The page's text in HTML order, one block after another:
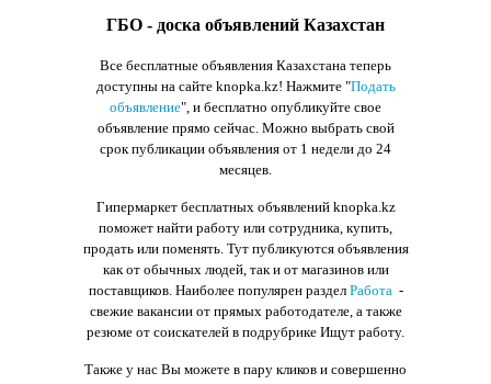
ГБО - доска объявлений Казахстан
Все бесплатные объявления Казахстана теперь
доступны на сайте knopka.kz! Нажмите "Подать
объявление", и бесплатно опубликуйте свое
объявление прямо сейчас. Можно выбрать свой
срок публикации объявления от 1 недели до 24
месяцев.
Гипермаркет бесплатных объявлений knopka.kz
поможет найти работу или сотрудника, купить,
продать или поменять. Тут публикуются объявления
как от обычных людей, так и от магазинов или
поставщиков. Наиболее популярен раздел Работа-
свежие вакансии от прямых работодателе, а также
резюме от соискателей в подрубрике Ищут работу.
Также у нас Вы можете в пару кликов и совершенно